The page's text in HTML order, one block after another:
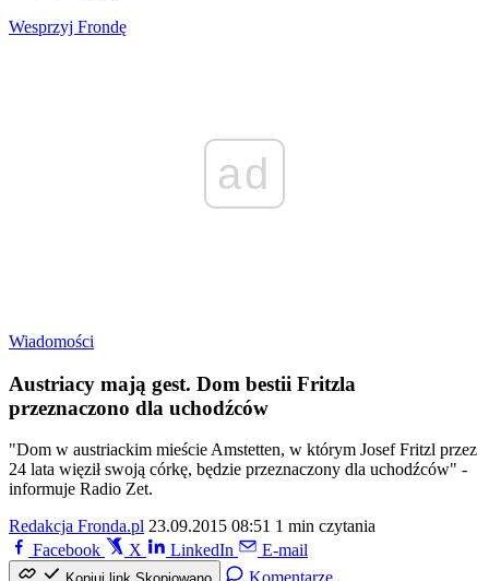
Wesprzyj Frondę
ad
Wiadomości
Austriacy mają gest. Dom bestii Fritzla
przeznaczono dla uchodźców
"Dom w austriackim mieście Amstetten, w którym Josef Fritzl przez
24 lata więził swoją córkę, będzie przeznaczony dla uchodźców" -
informuje Radio Zet.
Redakcja Fronda.pl 23.09.2015 08:51 1 min czytania
Facebook
X LinkedIn E-mail